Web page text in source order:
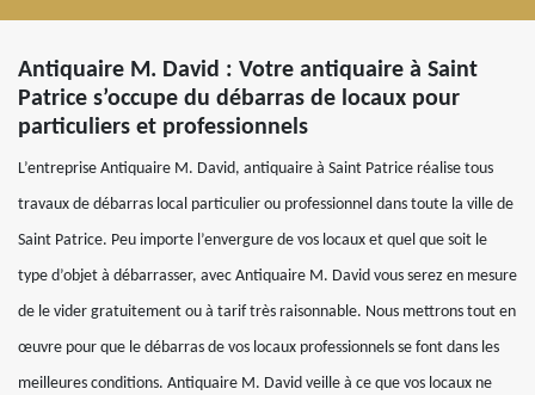
Antiquaire M. David : Votre antiquaire à Saint
Patrice s’occupe du débarras de locaux pour
particuliers et professionnels
L’entreprise Antiquaire M. David, antiquaire à Saint Patrice réalise tous
travaux de débarras local particulier ou professionnel dans toute la ville de
Saint Patrice. Peu importe l’envergure de vos locaux et quel que soit le
type d’objet à débarrasser, avec Antiquaire M. David vous serez en mesure
de le vider gratuitement ou à tarif très raisonnable. Nous mettrons tout en
œuvre pour que le débarras de vos locaux professionnels se font dans les
meilleures conditions. Antiquaire M. David veille à ce que vos locaux ne